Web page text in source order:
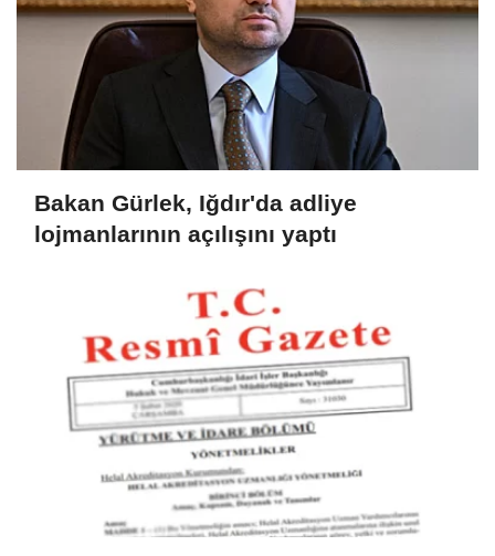
Bakan Gürlek, Iğdır'da adliye
lojmanlarının açılışını yaptı